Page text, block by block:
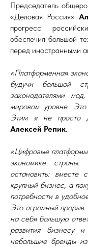
Председатель
«Деловая Россия»
прогресс
обеспечил большой
перед иностранными
«Платформенная
будучи большой
законодателями
мировом уровне.
Этим я не просто
Алексей Репик.
«Цифровые
экономике
остановить:
крупный бизнес, а
потребности в
Это огромный
на себя большую
развития бизнесу
небольшие бренды